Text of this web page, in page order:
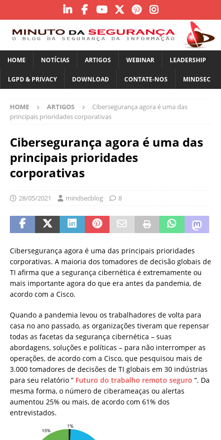
HOME NOTÍCIAS ARTIGOS WEBINAR LEADERSHIP
LGPD & PRIVACY DOWNLOAD CONTATE-NOS MINDSEC
HOME ARTIGOS
Cibersegurança agora é uma das
principais prioridades corporativas
Cibersegurança agora é uma das
principais prioridades
corporativas
28/05/2021 mindsecblog 8
Cibersegurança agora é uma das principais prioridades
corporativas. A maioria dos tomadores de decisão globais de
TI afirma que a segurança cibernética é extremamente ou
mais importante agora do que era antes da pandemia, de
acordo com a Cisco.
Quando a pandemia levou os trabalhadores de volta para
casa no ano passado, as organizações tiveram que repensar
todas as facetas da segurança cibernética – suas
abordagens, soluções e políticas – para não interromper as
operações, de acordo com a Cisco, que pesquisou mais de
3.000 tomadores de decisões de TI globais em 30 indústrias
para seu relatório ” Futuro do trabalho remoto seguro “. Da
mesma forma, o número de ciberameaças ou alertas
aumentou 25% ou mais, de acordo com 61% dos
entrevistados.